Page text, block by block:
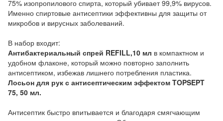
75% изопропилового спирта, который убивает 99,9% вирусов.
Именно спиртовые антисептики эффективны для защиты от
микробов и вирусных заболеваний.
В набор входит:
Антибактериальный спрей REFILL,10 мл в компактном и
удобном флаконе, который можно повторно заполнить
антисептиком, избежав лишнего потребления пластика.
Лосьон для рук с антисептическим эффектом TOPSEPT
75, 50 мл.
Антисептик быстро впитывается и благодаря смягчающим